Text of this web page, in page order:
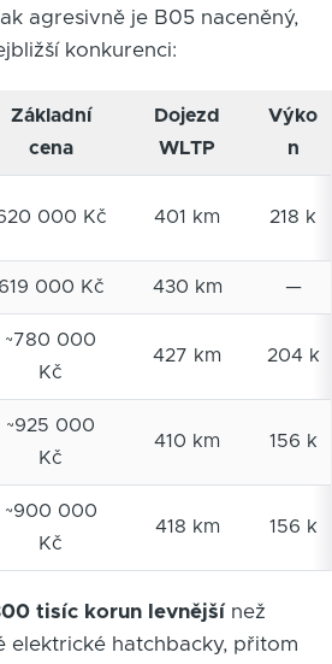
agresivně je B05 naceněný,
konkurenci:
Základní
cena
Dojezd
WLTP
Výko
n
000 Kč 401 km 218 k
619 000 Kč 430 km —
~780 000
Kč
427 km 204 k
~925 000
Kč
410 km 156 k
~900 000
Kč
418 km 156 k
tisíc korun levnější než
elektrické hatchbacky, přitom